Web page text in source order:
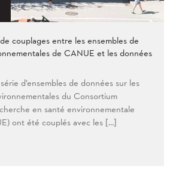
couplages entre les ensembles de
de CANUE et les données
d’ensembles de données sur les
du Consortium
en santé environnementale
ont été couplés avec les […]